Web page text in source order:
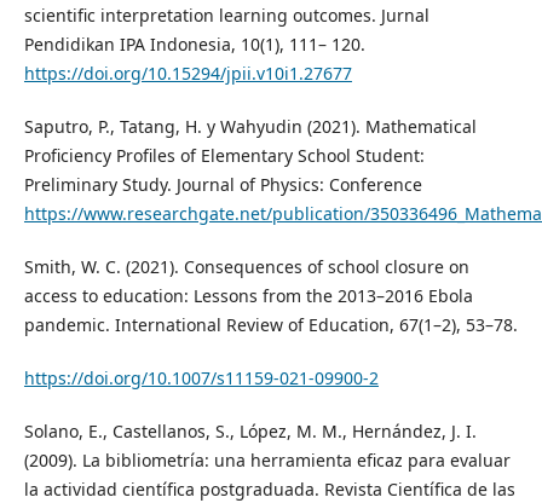
scientific interpretation learning outcomes. Jurnal
Pendidikan IPA Indonesia, 10(1), 111– 120.
https://doi.org/10.15294/jpii.v10i1.27677
Saputro, P., Tatang, H. y Wahyudin (2021). Mathematical
Proficiency Profiles of Elementary School Student:
Preliminary Study. Journal of Physics: Conference
https://www.researchgate.net/publication/
Smith, W. C. (2021). Consequences of school closure on
access to education: Lessons from the 2013–2016 Ebola
pandemic. International Review of Education, 67(1–2), 53–78.
https://doi.org/10.1007/s11159-021-09900-2
Solano, E., Castellanos, S., López, M. M., Hernández, J. I.
(2009). La bibliometría: una herramienta eficaz para evaluar
la actividad científica postgraduada. Revista Científica de las